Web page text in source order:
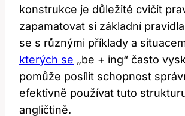
konstrukce ‌je důležité cvičit
zapamatovat si základní
se⁣ s různými příklady a
kterých se „be + ing“ často
pomůže posílit schopnost
⁤efektivně používat tuto
angličtině.